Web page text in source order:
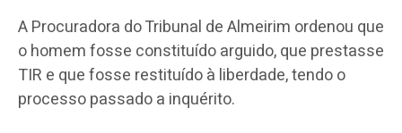
A Procuradora do Tribunal de Almeirim ordenou que
o homem fosse constituído arguido, que prestasse
TIR e que fosse restituído à liberdade, tendo o
processo passado a inquérito.